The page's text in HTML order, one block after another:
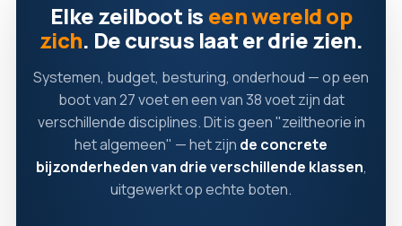
Elke zeilboot is een wereld op
zich. De cursus laat er drie zien.
Systemen, budget, besturing, onderhoud — op een
boot van 27 voet en een van 38 voet zijn dat
verschillende disciplines. Dit is geen "zeiltheorie in
het algemeen" — het zijn de concrete
bijzonderheden van drie verschillende klassen,
uitgewerkt op echte boten.